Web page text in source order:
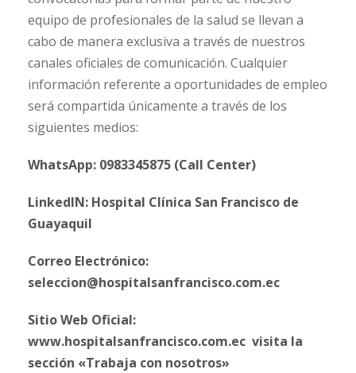
equipo de profesionales de la salud se llevan a
cabo de manera exclusiva a través de nuestros
canales oficiales de comunicación. Cualquier
información referente a oportunidades de empleo
será compartida únicamente a través de los
siguientes medios:
WhatsApp: 0983345875 (Call Center)
LinkedIN: Hospital Clínica San Francisco de
Guayaquil
Correo Electrónico:
seleccion@hospitalsanfrancisco.com.ec
Sitio Web Oficial:
www.hospitalsanfrancisco.com.ec visita la
sección «Trabaja con nosotros»